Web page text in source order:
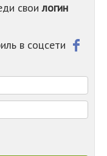
-
-
своилогин
в соцсети